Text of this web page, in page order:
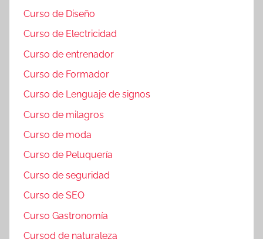
Curso de Diseño
Curso de Electricidad
Curso de entrenador
Curso de Formador
Curso de Lenguaje de signos
Curso de milagros
Curso de moda
Curso de Peluquería
Curso de seguridad
Curso de SEO
Curso Gastronomía
Cursod de naturaleza